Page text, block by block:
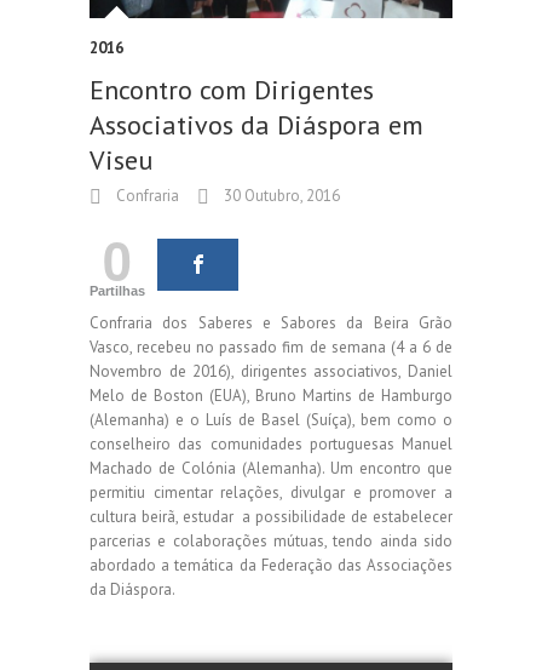
2016
Encontro com Dirigentes
Associativos da Diáspora em
Viseu
Confraria 30 Outubro, 2016
0
Partilhas
Confraria dos Saberes e Sabores da Beira Grão
Vasco, recebeu no passado fim de semana (4 a 6 de
Novembro de 2016), dirigentes associativos, Daniel
Melo de Boston (EUA), Bruno Martins de Hamburgo
(Alemanha) e o Luís de Basel (Suíça), bem como o
conselheiro das comunidades portuguesas Manuel
Machado de Colónia (Alemanha). Um encontro que
permitiu cimentar relações, divulgar e promover a
cultura beirã, estudar a possibilidade de estabelecer
parcerias e colaborações mútuas, tendo ainda sido
abordado a temática da Federação das Associações
da Diáspora.